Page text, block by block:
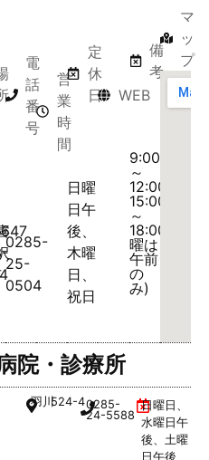
647
電
話
番
号
0285-
25-
0504
営
業
時
間
定
休
日
日曜
日午
後、
木曜
日、
祝日
WEB
備
考
9:00
～
12:00、
15:00
～
18:00(日
曜は
午前
の
み)
マ
ッ
プ
院・診療所
羽川524-40285-
24-5588
日曜日、
水曜日午
後、土曜
日午後、